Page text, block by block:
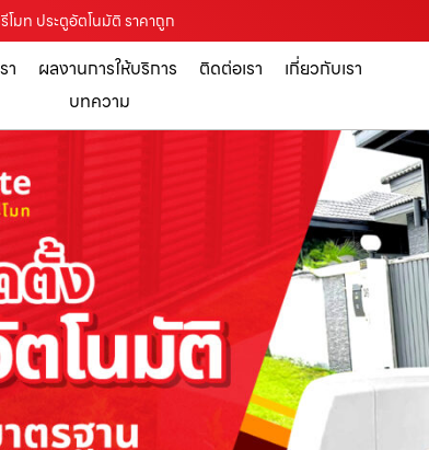
มท ประตูอัตโนมัติ ราคาถูก
า ผลงานการให้บริการ ติดต่อเรา
เกี่ยวกับเรา
บทความ